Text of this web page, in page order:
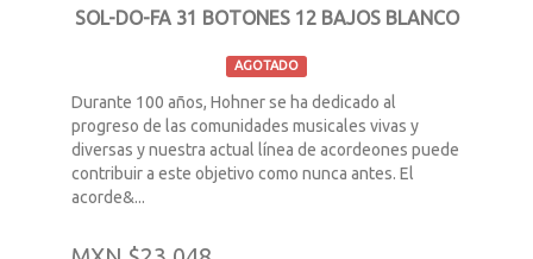
SOL-DO-FA 31 BOTONES 12 BAJOS BLANCO
AGOTADO
Durante 100 años, Hohner se ha dedicado al
progreso de las comunidades musicales vivas y
diversas y nuestra actual línea de acordeones puede
contribuir a este objetivo como nunca antes. El
acorde&...